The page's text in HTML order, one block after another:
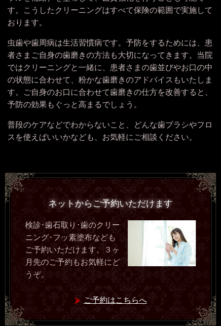
す。こうしたクリーニングはすべて保険の範囲で実施して
おります。
虫歯や歯周病は生活習慣病です。予防をするためには、患
者さまご自身の歯磨きの方法も大切になってきます。当院
ではクリーニングと一緒に、患者さまの歯並びやお口の中
の状態に合わせて、粉かな歯磨きのアドバイスもいたしま
す。ご自身のお口に合わせて歯磨きの仕方を改善すると、
予防の効果もぐっと高まるでしょう。
普段のケアなどでわからないこと、どんな歯ブラシやフロ
スを使えばいいかなども、お気軽にご相談ください。
ネットからご予約いただけます
検診･歯石取り･歯のクリー
ニング･フッ素塗布なども
ご予約いただけます。３ヶ
月先のご予約もお気軽にど
うぞ。
ご予約はこちらへ